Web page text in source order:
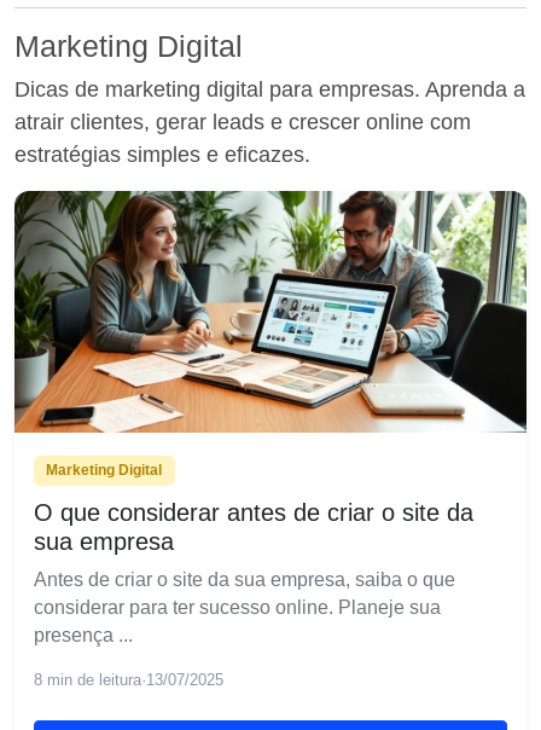
Marketing Digital
Dicas de marketing digital para empresas. Aprenda a
atrair clientes, gerar leads e crescer online com
estratégias simples e eficazes.
Marketing Digital
O que considerar antes de criar o site da
sua empresa
Antes de criar o site da sua empresa, saiba o que
considerar para ter sucesso online. Planeje sua
presença ...
8 min de leitura·13/07/2025